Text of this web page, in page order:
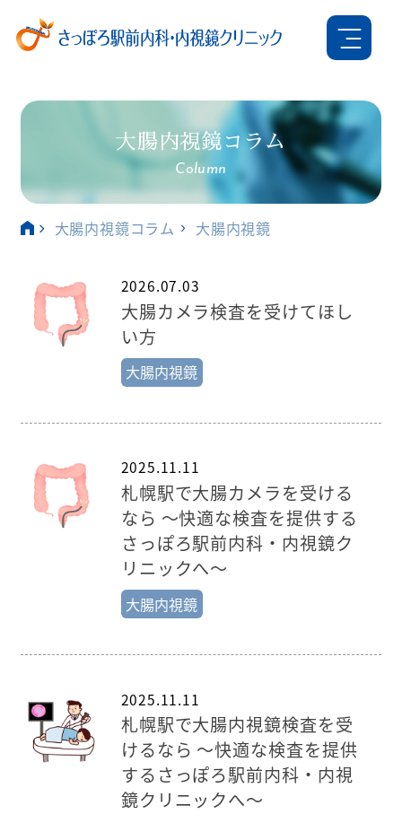
大腸内視鏡コラム
Column
大腸内視鏡コラム 大腸内視鏡
2026.07.03
大腸カメラ検査を受けてほし
い方
大腸内視鏡
2025.11.11
札幌駅で大腸カメラを受ける
なら ～快適な検査を提供する
さっぽろ駅前内科・内視鏡ク
リニックへ～
大腸内視鏡
2025.11.11
札幌駅で大腸内視鏡検査を受
けるなら ～快適な検査を提供
するさっぽろ駅前内科・内視
鏡クリニックへ～